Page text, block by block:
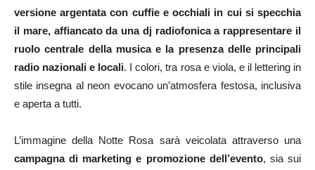
versione argentata con cuffie e occhiali in cui si specchia
il mare, affiancato da una dj radiofonica a rappresentare il
ruolo centrale della musica e la presenza delle principali
radio nazionali e locali. I colori, tra rosa e viola, e il lettering in
stile insegna al neon evocano un’atmosfera festosa, inclusiva
e aperta a tutti.
L’immagine della Notte Rosa sarà veicolata attraverso una
campagna di marketing e promozione dell’evento, sia sui